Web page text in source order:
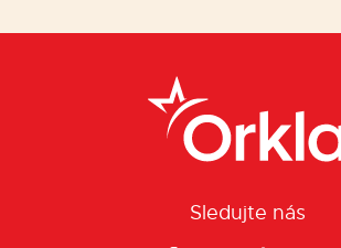
Sledujte nás